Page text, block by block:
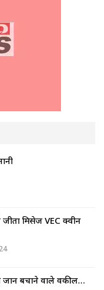
जीता मिसेज VEC क्वीन
बचाने वाले वकील…